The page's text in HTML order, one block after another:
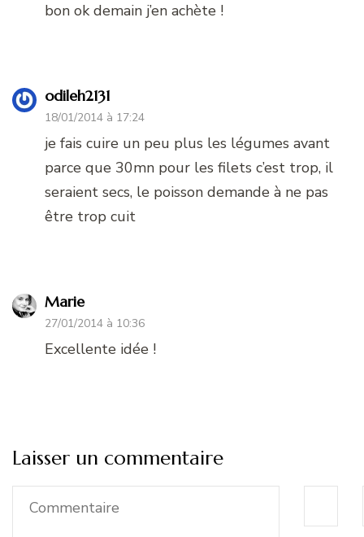
bon ok demain j’en achète !
odileh2131
18/01/2014 à 17:24
je fais cuire un peu plus les légumes avant
parce que 30mn pour les filets c’est trop, il
seraient secs, le poisson demande à ne pas
être trop cuit
Marie
27/01/2014 à 10:36
Excellente idée !
Laisser un commentaire